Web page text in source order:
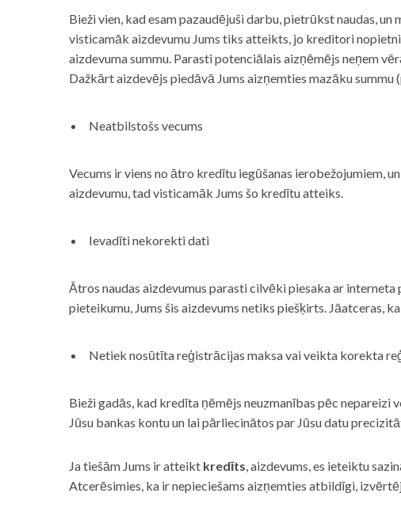
Bieži vien, kad esam pazaudējuši darbu, pietrūkst naudas,
visticamāk aizdevumu Jums tiks atteikts, jo kreditori
aizdevuma summu. Parasti potenciālais aizņēmējs neņem
Dažkārt aizdevējs piedāvā Jums aizņemties mazāku
Neatbilstošs vecums
Vecums ir viens no ātro kredītu iegūšanas ierobežojumiem,
aizdevumu, tad visticamāk Jums šo kredītu atteiks.
Ievadīti nekorekti dati
Ātros naudas aizdevumus parasti cilvēki piesaka ar
pieteikumu, Jums šis aizdevums netiks piešķirts. Jāatceras,
Netiek nosūtīta reģistrācijas maksa vai veikta korekta
Bieži gadās, kad kredīta ņēmējs neuzmanības pēc
Jūsu bankas kontu un lai pārliecinātos par Jūsu datu
Ja tiešām Jums ir atteikt kredīts, aizdevums, es ieteiktu
Atcerēsimies, ka ir nepieciešams aizņemties atbildīgi,